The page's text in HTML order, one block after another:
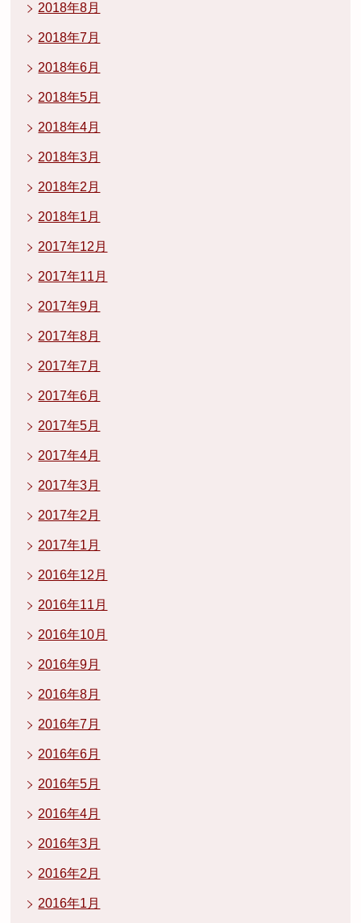
2018年8月
2018年7月
2018年6月
2018年5月
2018年4月
2018年3月
2018年2月
2018年1月
2017年12月
2017年11月
2017年9月
2017年8月
2017年7月
2017年6月
2017年5月
2017年4月
2017年3月
2017年2月
2017年1月
2016年12月
2016年11月
2016年10月
2016年9月
2016年8月
2016年7月
2016年6月
2016年5月
2016年4月
2016年3月
2016年2月
2016年1月